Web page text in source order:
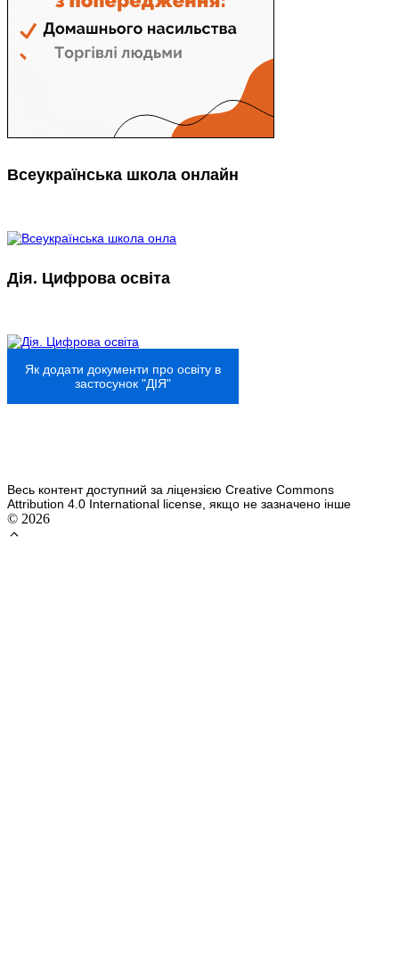
Всеукраїнська школа онлайн
Дія. Цифрова освіта
Як додати документи про освіту в
застосунок "ДІЯ"
Весь контент доступний за ліцензією Creative Commons
Attribution 4.0 International license, якщо не зазначено інше
© 2026